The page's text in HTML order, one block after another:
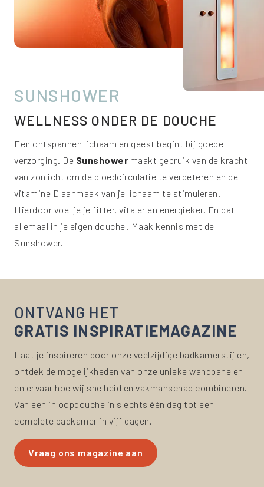
SUNSHOWER
WELLNESS ONDER DE DOUCHE
Een ontspannen lichaam en geest begint bij goede
verzorging. De Sunshower maakt gebruik van de kracht
van zonlicht om de bloedcirculatie te verbeteren en de
vitamine D aanmaak van je lichaam te stimuleren.
Hierdoor voel je je fitter, vitaler en energieker. En dat
allemaal in je eigen douche! Maak kennis met de
Sunshower.
ONTVANG HET
GRATIS INSPIRATIEMAGAZINE
Laat je inspireren door onze veelzijdige badkamerstijlen,
ontdek de mogelijkheden van onze unieke wandpanelen
en ervaar hoe wij snelheid en vakmanschap combineren.
Van een inloopdouche in slechts één dag tot een
complete badkamer in vijf dagen.
Vraag ons magazine aan